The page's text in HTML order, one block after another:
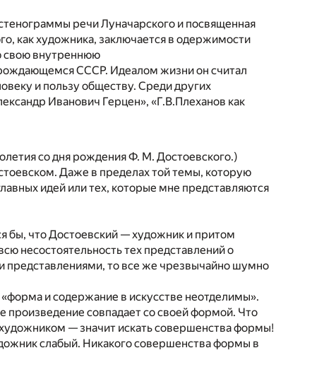
речи Луначарского и посвященная
как художника, заключается в одержимости
свою внутреннюю
СССР. Идеалом жизни он считал
и пользу обществу. Среди других
Иванович Герцен», «Г.В.Плеханов как
со дня рождения Ф. М. Достоевского.)
Даже в пределах той темы, которую
идей или тех, которые мне представляются
бы, что Достоевский — художник и притом
несостоятельность тех представлений о
представлениями, то все же чрезвычайно шумно
и содержание в искусстве неотделимы».
совпадает со своей формой. Что
— значит искать совершенства формы!
слабый. Никакого совершенства формы в